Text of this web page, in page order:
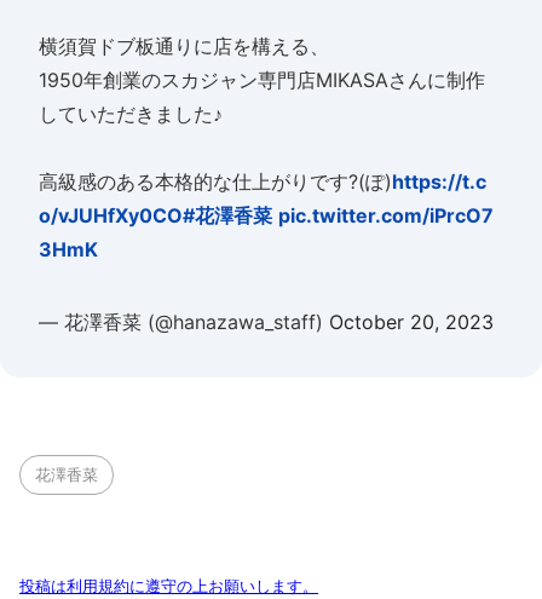
横須賀ドブ板通りに店を構える、
1950年創業のスカジャン専門店MIKASAさんに制作
していただきました♪
高級感のある本格的な仕上がりです?(ぽ)https://t.c
o/vJUHfXy0CO#花澤香菜 pic.twitter.com/iPrcO7
3HmK
— 花澤香菜 (@hanazawa_staff) October 20, 2023
花澤香菜